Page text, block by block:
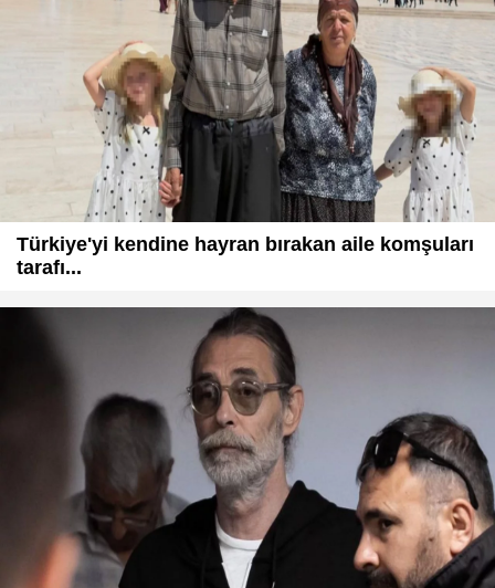
Türkiye'yi kendine hayran bırakan aile komşuları
tarafı...